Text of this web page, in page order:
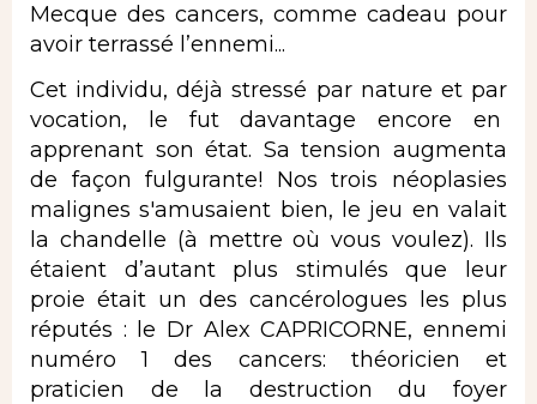
Mecque des cancers, comme cadeau pour
avoir terrassé l’ennemi...
Cet individu, déjà stressé par nature et par
vocation, le fut davantage encore en
apprenant son état. Sa tension augmenta
de façon fulgurante! Nos trois néoplasies
malignes s'amusaient bien, le jeu en valait
la chandelle (à mettre où vous voulez). Ils
étaient d’autant plus stimulés que leur
proie était un des cancérologues les plus
réputés : le Dr Alex CAPRICORNE, ennemi
numéro 1 des cancers: théoricien et
praticien de la destruction du foyer